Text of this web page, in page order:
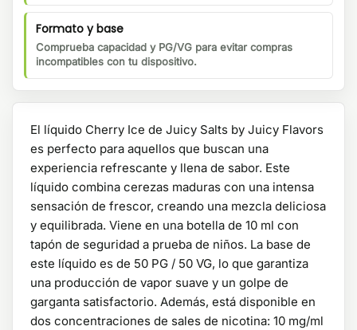
Formato y base
Comprueba capacidad y PG/VG para evitar compras
incompatibles con tu dispositivo.
El líquido Cherry Ice de Juicy Salts by Juicy Flavors
es perfecto para aquellos que buscan una
experiencia refrescante y llena de sabor. Este
líquido combina cerezas maduras con una intensa
sensación de frescor, creando una mezcla deliciosa
y equilibrada. Viene en una botella de 10 ml con
tapón de seguridad a prueba de niños. La base de
este líquido es de 50 PG / 50 VG, lo que garantiza
una producción de vapor suave y un golpe de
garganta satisfactorio. Además, está disponible en
dos concentraciones de sales de nicotina: 10 mg/ml